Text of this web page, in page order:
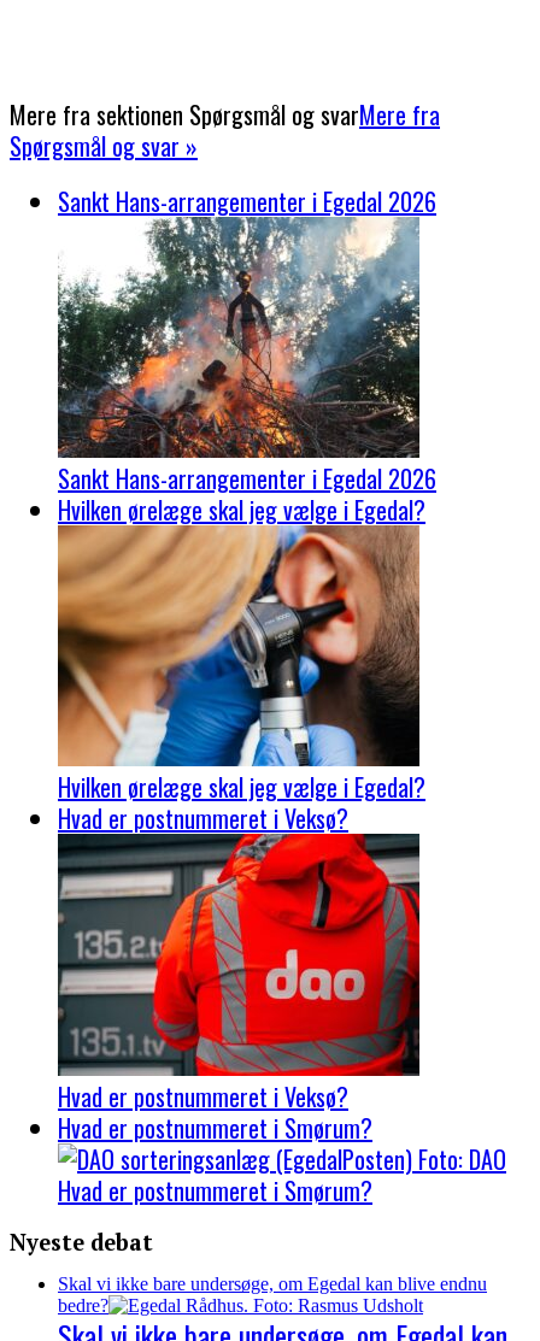
Mere fra sektionen Spørgsmål og svarMere fra
Spørgsmål og svar »
Sankt Hans-arrangementer i Egedal 2026
Sankt Hans-arrangementer i Egedal 2026
Hvilken ørelæge skal jeg vælge i Egedal?
Hvilken ørelæge skal jeg vælge i Egedal?
Hvad er postnummeret i Veksø?
Hvad er postnummeret i Veksø?
Hvad er postnummeret i Smørum?
Hvad er postnummeret i Smørum?
Nyeste debat
Skal vi ikke bare undersøge, om Egedal kan blive endnu
bedre?